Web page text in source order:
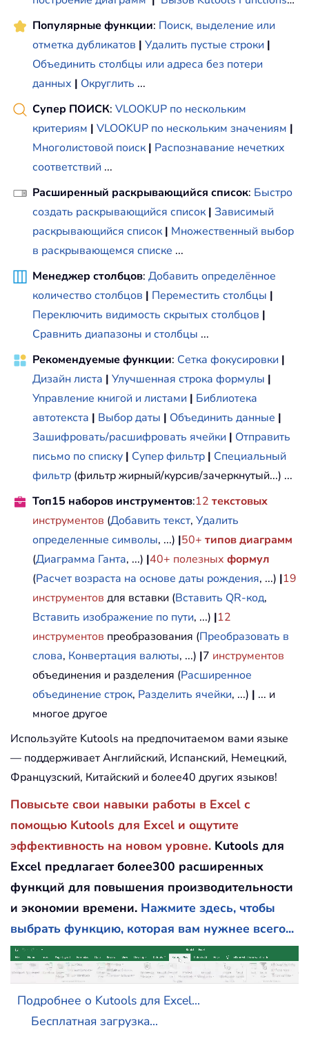
Популярные функции: Поиск, выделение или
отметка дубликатов | Удалить пустые строки |
Объединить столбцы или адреса без потери
данных | Округлить ...
Супер ПОИСК: VLOOKUP по нескольким
критериям | VLOOKUP по нескольким значениям |
Многолистовой поиск | Распознавание нечетких
соответствий ...
Расширенный раскрывающийся список: Быстро
создать раскрывающийся список | Зависимый
раскрывающийся список | Множественный выбор
в раскрывающемся списке ...
Менеджер столбцов: Добавить определённое
количество столбцов | Переместить столбцы |
Переключить видимость скрытых столбцов |
Сравнить диапазоны и столбцы ...
Рекомендуемые функции: Сетка фокусировки |
Дизайн листа | Улучшенная строка формулы |
Управление книгой и листами | Библиотека
автотекста | Выбор даты | Объединить данные |
Зашифровать/расшифровать ячейки | Отправить
письмо по списку | Супер фильтр | Специальный
фильтр (фильтр жирный/курсив/зачеркнутый...) ...
Топ15 наборов инструментов:12 текстовых
инструментов (Добавить текст, Удалить
определенные символы, ...) |50+ типов диаграмм
(Диаграмма Ганта, ...) |40+ полезных формул
(Расчет возраста на основе даты рождения, ...) |19
инструментов для вставки (Вставить QR-код,
Вставить изображение по пути, ...) |12
инструментов преобразования (Преобразовать в
слова, Конвертация валюты, ...) |7 инструментов
объединения и разделения (Расширенное
объединение строк, Разделить ячейки, ...) | ... и
многое другое
Используйте Kutools на предпочитаемом вами языке
— поддерживает Английский, Испанский, Немецкий,
Французский, Китайский и более40 других языков!
Повысьте свои навыки работы в Excel с
помощью Kutools для Excel и ощутите
эффективность на новом уровне. Kutools для
Excel предлагает более300 расширенных
функций для повышения производительности
и экономии времени. Нажмите здесь, чтобы
выбрать функцию, которая вам нужнее всего...
Подробнее о Kutools для Excel...
Бесплатная загрузка...